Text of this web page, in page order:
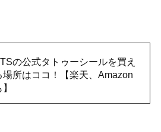
の公式タトゥーシールを買え
場所はココ！【楽天、Amazon